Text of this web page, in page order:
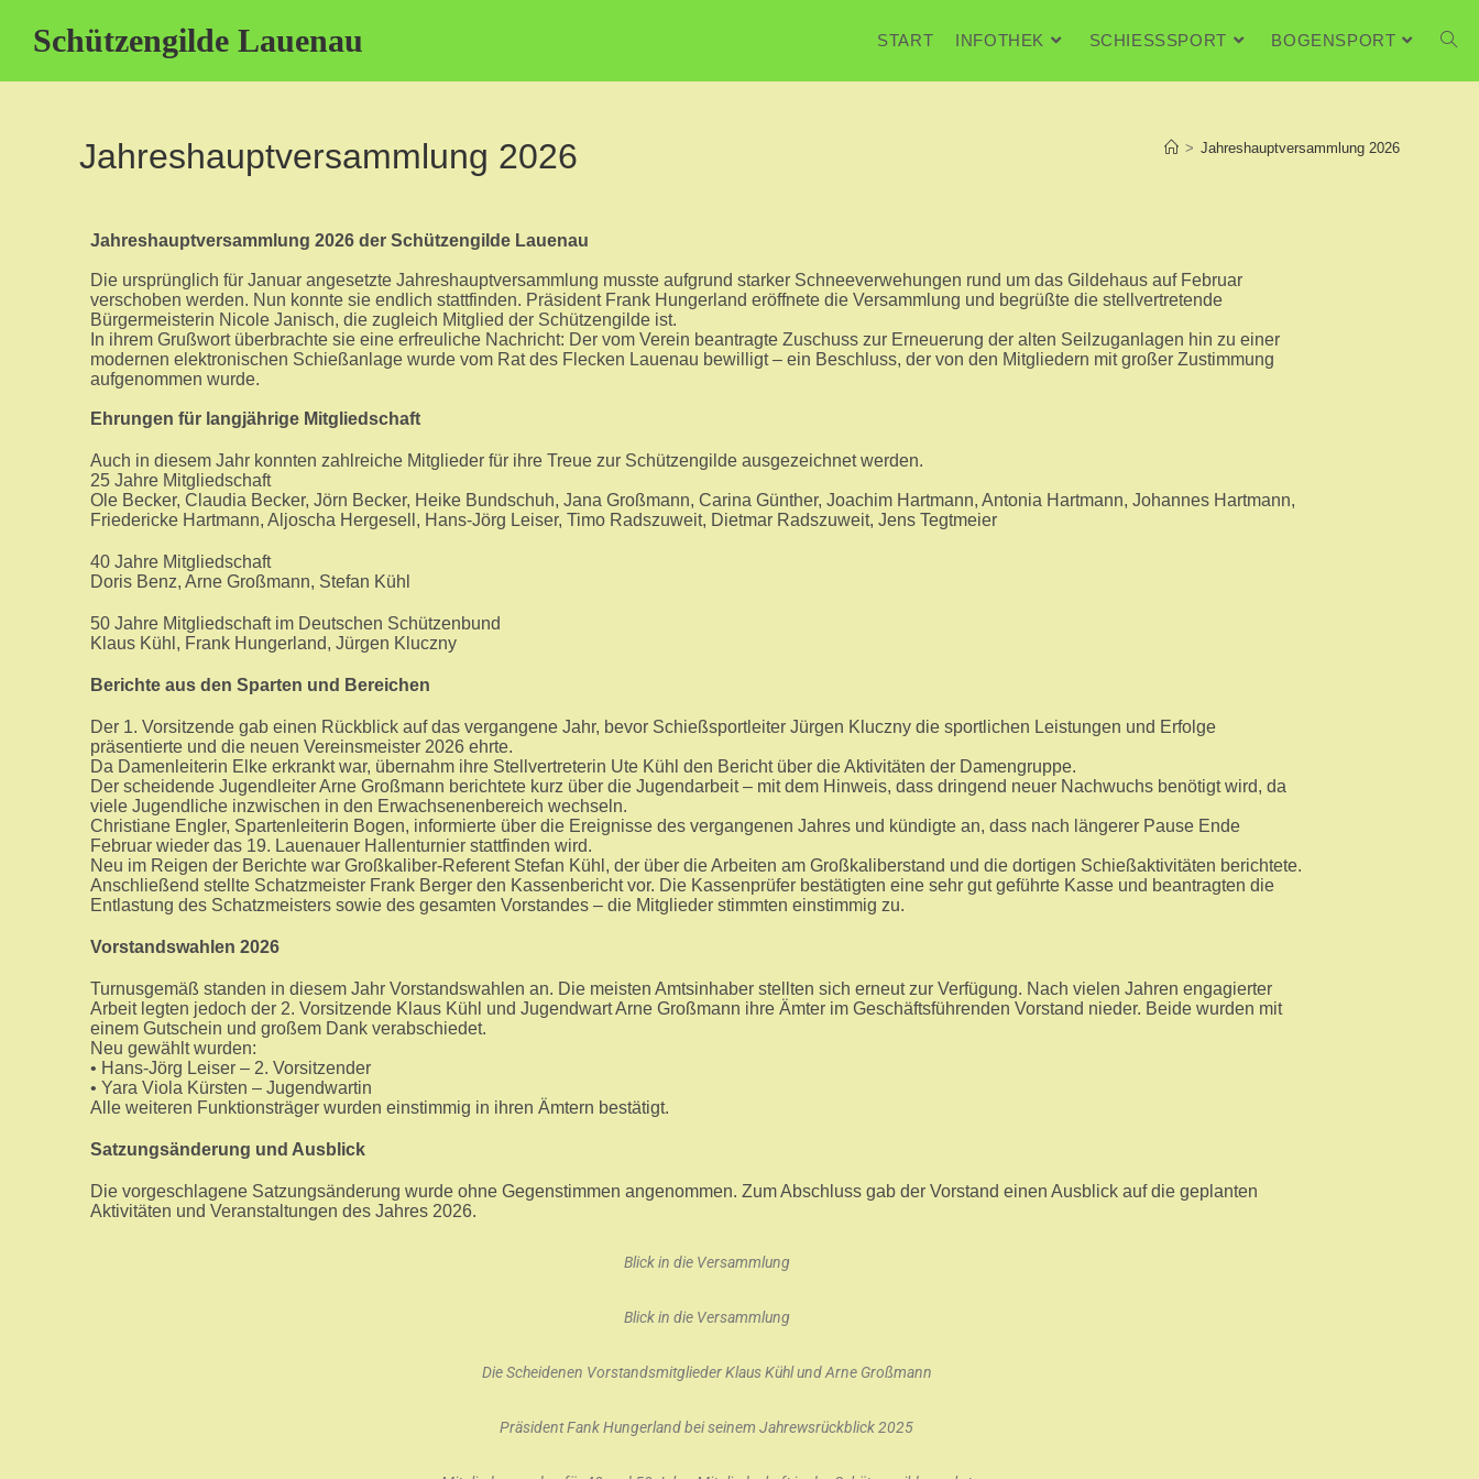
Schützengilde Lauenau START INFOTHEK SCHIESSSPORT BOGENSPORT
Jahreshauptversammlung 2026 > Jahreshauptversammlung 2026
Jahreshauptversammlung 2026 der Schützengilde Lauenau
Die ursprünglich für Januar angesetzte Jahreshauptversammlung musste aufgrund starker Schneeverwehungen rund um das Gildehaus auf Februar
verschoben werden. Nun konnte sie endlich stattfinden. Präsident Frank Hungerland eröffnete die Versammlung und begrüßte die stellvertretende
Bürgermeisterin Nicole Janisch, die zugleich Mitglied der Schützengilde ist.
In ihrem Grußwort überbrachte sie eine erfreuliche Nachricht: Der vom Verein beantragte Zuschuss zur Erneuerung der alten Seilzuganlagen hin zu einer
modernen elektronischen Schießanlage wurde vom Rat des Flecken Lauenau bewilligt – ein Beschluss, der von den Mitgliedern mit großer Zustimmung
aufgenommen wurde.
Ehrungen für langjährige Mitgliedschaft
Auch in diesem Jahr konnten zahlreiche Mitglieder für ihre Treue zur Schützengilde ausgezeichnet werden.
25 Jahre Mitgliedschaft
Ole Becker, Claudia Becker, Jörn Becker, Heike Bundschuh, Jana Großmann, Carina Günther, Joachim Hartmann, Antonia Hartmann, Johannes Hartmann,
Friedericke Hartmann, Aljoscha Hergesell, Hans-Jörg Leiser, Timo Radszuweit, Dietmar Radszuweit, Jens Tegtmeier
40 Jahre Mitgliedschaft
Doris Benz, Arne Großmann, Stefan Kühl
50 Jahre Mitgliedschaft im Deutschen Schützenbund
Klaus Kühl, Frank Hungerland, Jürgen Kluczny
Berichte aus den Sparten und Bereichen
Der 1. Vorsitzende gab einen Rückblick auf das vergangene Jahr, bevor Schießsportleiter Jürgen Kluczny die sportlichen Leistungen und Erfolge
präsentierte und die neuen Vereinsmeister 2026 ehrte.
Da Damenleiterin Elke erkrankt war, übernahm ihre Stellvertreterin Ute Kühl den Bericht über die Aktivitäten der Damengruppe.
Der scheidende Jugendleiter Arne Großmann berichtete kurz über die Jugendarbeit – mit dem Hinweis, dass dringend neuer Nachwuchs benötigt wird, da
viele Jugendliche inzwischen in den Erwachsenenbereich wechseln.
Christiane Engler, Spartenleiterin Bogen, informierte über die Ereignisse des vergangenen Jahres und kündigte an, dass nach längerer Pause Ende
Februar wieder das 19. Lauenauer Hallenturnier stattfinden wird.
Neu im Reigen der Berichte war Großkaliber-Referent Stefan Kühl, der über die Arbeiten am Großkaliberstand und die dortigen Schießaktivitäten berichtete.
Anschließend stellte Schatzmeister Frank Berger den Kassenbericht vor. Die Kassenprüfer bestätigten eine sehr gut geführte Kasse und beantragten die
Entlastung des Schatzmeisters sowie des gesamten Vorstandes – die Mitglieder stimmten einstimmig zu.
Vorstandswahlen 2026
Turnusgemäß standen in diesem Jahr Vorstandswahlen an. Die meisten Amtsinhaber stellten sich erneut zur Verfügung. Nach vielen Jahren engagierter
Arbeit legten jedoch der 2. Vorsitzende Klaus Kühl und Jugendwart Arne Großmann ihre Ämter im Geschäftsführenden Vorstand nieder. Beide wurden mit
einem Gutschein und großem Dank verabschiedet.
Neu gewählt wurden:
• Hans-Jörg Leiser – 2. Vorsitzender
• Yara Viola Kürsten – Jugendwartin
Alle weiteren Funktionsträger wurden einstimmig in ihren Ämtern bestätigt.
Satzungsänderung und Ausblick
Die vorgeschlagene Satzungsänderung wurde ohne Gegenstimmen angenommen. Zum Abschluss gab der Vorstand einen Ausblick auf die geplanten
Aktivitäten und Veranstaltungen des Jahres 2026.
Blick in die Versammlung
Blick in die Versammlung
Die Scheidenen Vorstandsmitglieder Klaus Kühl und Arne Großmann
Präsident Fank Hungerland bei seinem Jahrewsrückblick 2025